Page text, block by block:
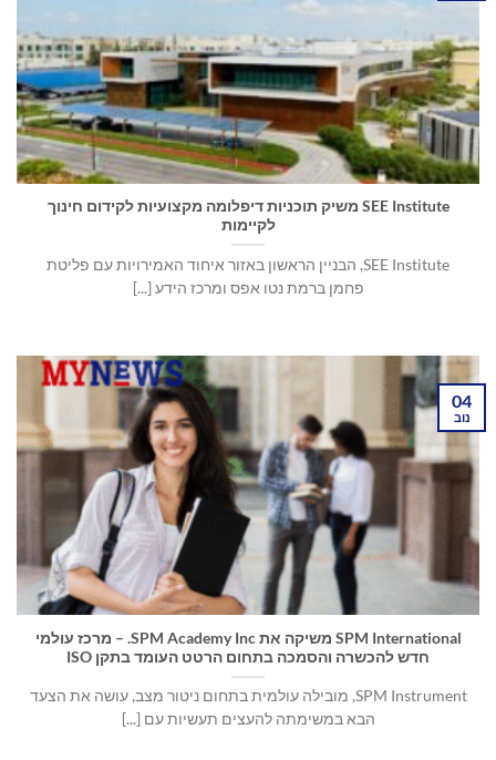
SEE Institute משיק תוכניות דיפלומה מקצועיות לקידום חינוך
לקיימות
SEE Institute, הבניין הראשון באזור איחוד האמירויות עם פליטת
פחמן ברמת נטו אפס ומרכז הידע [...]
SPM International משיקה את SPM Academy Inc. – מרכז עולמי
חדש להכשרה והסמכה בתחום הרטט העומד בתקן ISO
‏SPM Instrument, מובילה עולמית בתחום ניטור מצב, עושה את הצעד
הבא במשימתה להעצים תעשיות עם [...]
04
נוב